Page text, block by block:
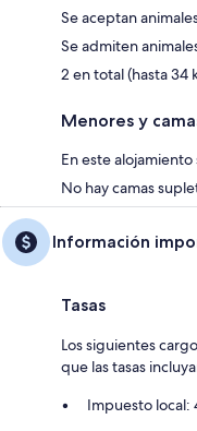
Se aceptan
Se admiten
2 en total (hasta 34
Menores y
En este
No hay camas
Información
Tasas
Los siguientes
que las tasas
Impuesto local: